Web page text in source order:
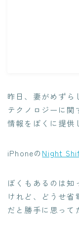
昨日、妻がめずら
テクノロジーに関
情報をぼくに提供
iPhoneの Night
ぼくもあるのは知
けれど、どうせ省
だと勝手に思って